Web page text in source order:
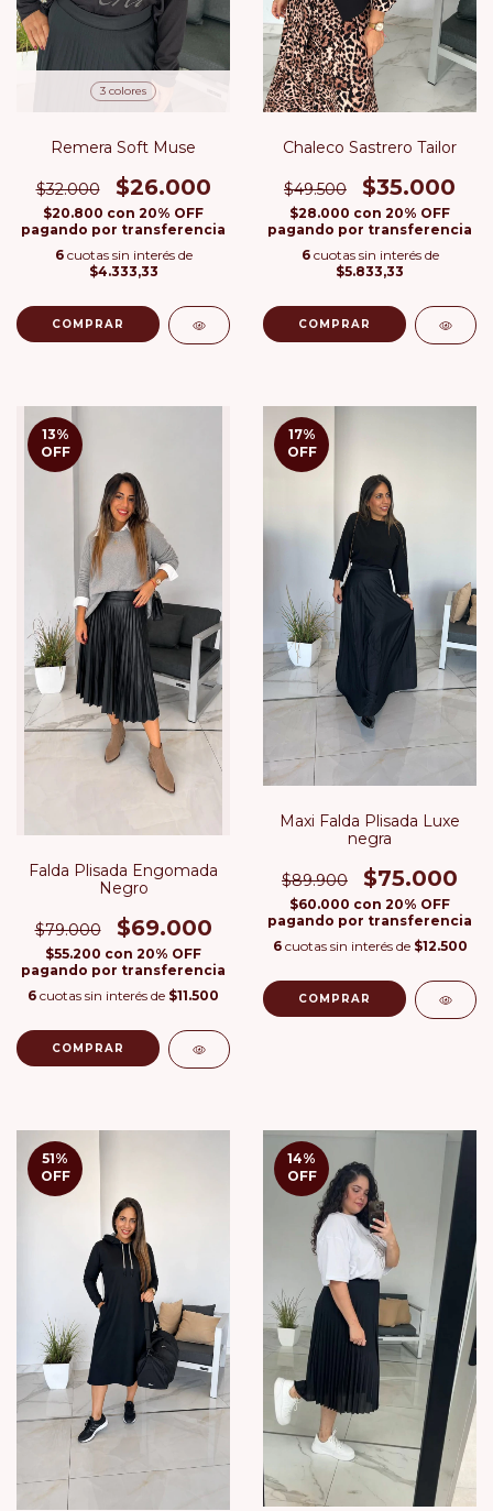
3 colores
Remera Soft Muse
$32.000 $26.000
$20.800 con 20% OFF
pagando por transferencia
6 cuotas sin interés de
$4.333,33
COMPRAR
Chaleco Sastrero Tailor
$49.500 $35.000
$28.000 con 20% OFF
pagando por transferencia
6 cuotas sin interés de
$5.833,33
13%
OFF
Falda Plisada Engomada
Negro
$79.000 $69.000
$55.200 con 20% OFF
pagando por transferencia
6 cuotas sin interés de $11.500
COMPRAR
17%
OFF
Maxi Falda Plisada Luxe
negra
$89.900 $75.000
$60.000 con 20% OFF
pagando por transferencia
6 cuotas sin interés de $12.500
COMPRAR
51%
OFF
14%
OFF